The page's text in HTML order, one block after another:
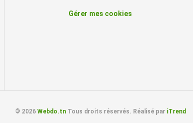
Gérer mes cookies
© 2026 Webdo.tnTous droits réservés. Réalisé par iTrend